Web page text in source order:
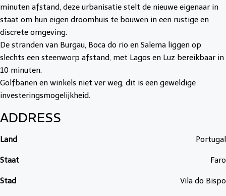
minuten afstand, deze urbanisatie stelt de nieuwe eigenaar in
staat om hun eigen droomhuis te bouwen in een rustige en
discrete omgeving.
De stranden van Burgau, Boca do rio en Salema liggen op
slechts een steenworp afstand, met Lagos en Luz bereikbaar in
10 minuten.
Golfbanen en winkels niet ver weg, dit is een geweldige
investeringsmogelijkheid.
ADDRESS
Land Portugal
Staat Faro
Stad Vila do Bispo